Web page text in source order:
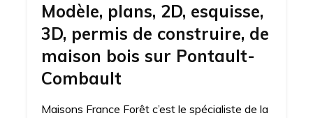
Modèle, plans, 2D, esquisse,
3D, permis de construire, de
maison bois sur Pontault-
Combault
Maisons France Forêt c’est le spécialiste de la